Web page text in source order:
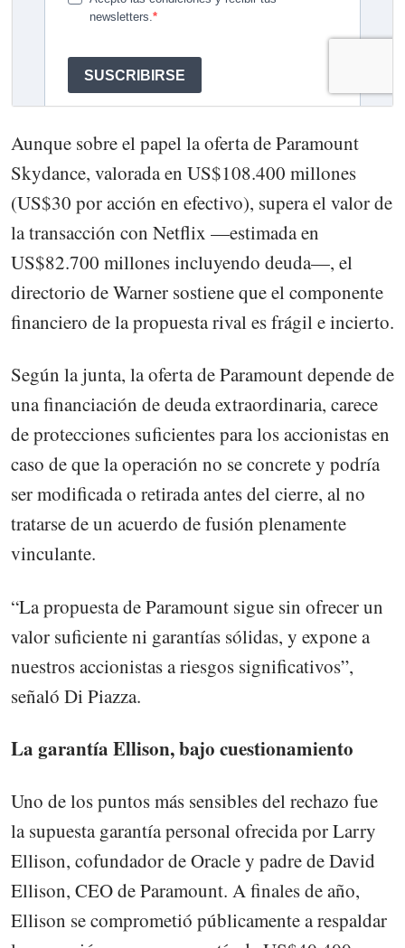
Aunque sobre el papel la oferta de Paramount
Skydance, valorada en US$108.400 millones
(US$30 por acción en efectivo), supera el valor de
la transacción con Netflix —estimada en
US$82.700 millones incluyendo deuda—, el
directorio de Warner sostiene que el componente
financiero de la propuesta rival es frágil e incierto.
Según la junta, la oferta de Paramount depende de
una financiación de deuda extraordinaria, carece
de protecciones suficientes para los accionistas en
caso de que la operación no se concrete y podría
ser modificada o retirada antes del cierre, al no
tratarse de un acuerdo de fusión plenamente
vinculante.
“La propuesta de Paramount sigue sin ofrecer un
valor suficiente ni garantías sólidas, y expone a
nuestros accionistas a riesgos significativos”,
señaló Di Piazza.
La garantía Ellison, bajo cuestionamiento
Uno de los puntos más sensibles del rechazo fue
la supuesta garantía personal ofrecida por Larry
Ellison, cofundador de Oracle y padre de David
Ellison, CEO de Paramount. A finales de año,
Ellison se comprometió públicamente a respaldar